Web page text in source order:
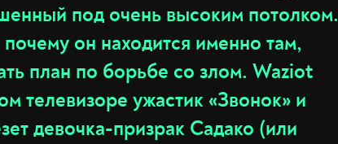
под очень высоким потолком.
он находится именно там,
план по борьбе со злом. Waziot
телевизоре ужастик «Звонок» и
девочка-призрак Садако (или